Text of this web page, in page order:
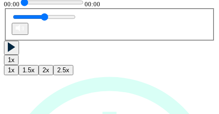
00:00 00:00
1x
1x 1.5x 2x 2.5x